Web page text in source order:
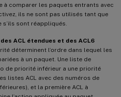
à comparer les paquets entrants avec
ils ne sont pas utilisés tant que
s’ils sont réappliqués.
ACL étendues et des ACL6
déterminent l’ordre dans lequel les
à un paquet. Une liste de
de priorité inférieur a une priorité
listes ACL avec des numéros de
et la première ACL à